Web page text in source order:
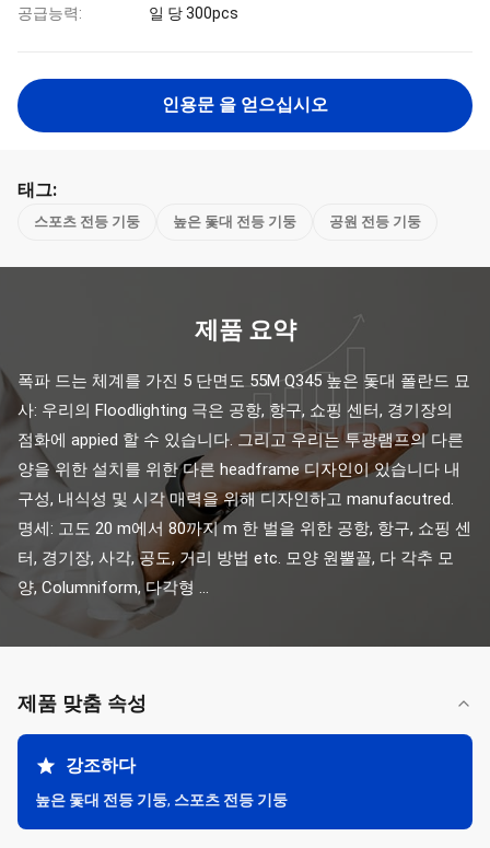
공급능력: 일 당 300pcs
인용문 을 얻으십시오
태그:
스포츠 전등 기둥 높은 돛대 전등 기둥 공원 전등 기둥
제품 요약
폭파 드는 체계를 가진 5 단면도 55M Q345 높은 돛대 폴란드 묘
사: 우리의 Floodlighting 극은 공항, 항구, 쇼핑 센터, 경기장의
점화에 appied 할 수 있습니다. 그리고 우리는 투광램프의 다른
양을 위한 설치를 위한 다른 headframe 디자인이 있습니다 내
구성, 내식성 및 시각 매력을 위해 디자인하고 manufacutred.
명세: 고도 20 m에서 80까지 m 한 벌을 위한 공항, 항구, 쇼핑 센
터, 경기장, 사각, 공도, 거리 방법 etc. 모양 원뿔꼴, 다 각추 모
양, Columniform, 다각형 ...
제품 맞춤 속성
강조하다
높은 돛대 전등 기둥, 스포츠 전등 기둥